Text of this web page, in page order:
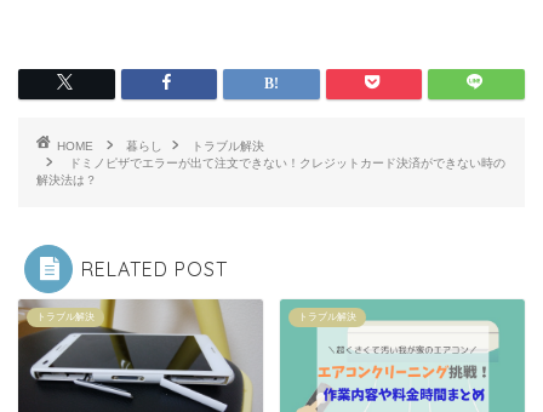
HOME 暮らし
トラブル解決
ドミノピザでエラーが出て注文できない！クレジットカード決済ができない時の
解決法は？
RELATED POST
トラブル解決 トラブル解決